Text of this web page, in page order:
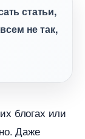
статьи,
не так,
блогах или
Даже